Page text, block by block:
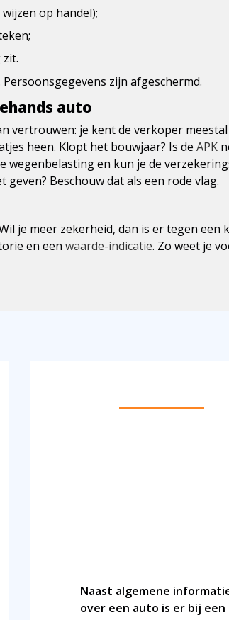
op handel);
zijn afgeschermd.
auto
vertrouwen: je kent de verkoper
heen. Klopt het bouwjaar? Is de APK
en kun je de
Beschouw dat als een rode vlag.
je meer zekerheid, dan is er tegen
en een waarde-indicatie. Zo weet je
Naast algemene
over een auto is er bij een